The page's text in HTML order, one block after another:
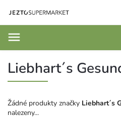
Liebhart´s
Žádné produkty značky Liebhart´s
nalezeny...